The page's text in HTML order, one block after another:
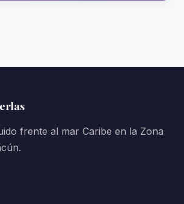
frente al mar Caribe en la Zona